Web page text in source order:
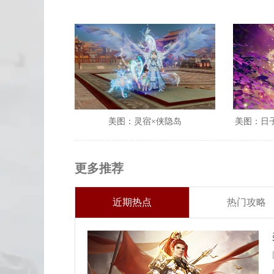
美图：灵宿×侠隐岛 美图：日
更多推荐
近期热点 热门攻略